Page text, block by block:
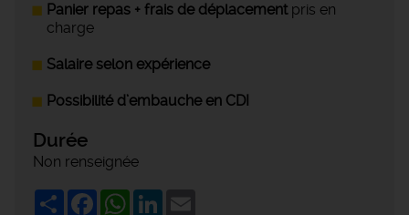
Panier repas + frais de déplacementpris en
charge
Salaire selon expérience
Possibilité d’embauche en CDI
Durée
Non renseignée
ShareFacebookWhatsApp
LinkedIn